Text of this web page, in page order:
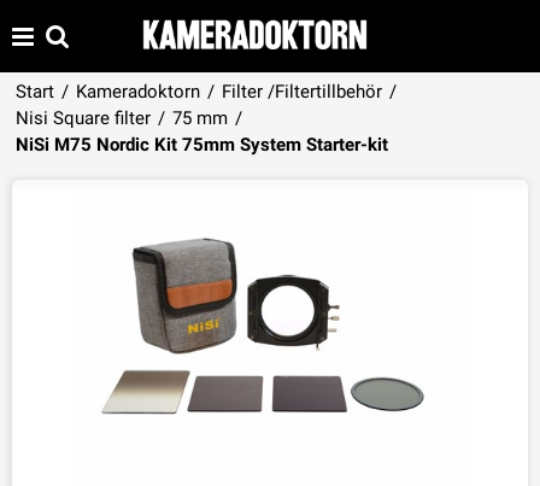
Start / Kameradoktorn / Filter /Filtertillbehör /
Nisi Square filter / 75 mm /
NiSi M75 Nordic Kit 75mm System Starter-kit
Produkten har lagts i din varukorg